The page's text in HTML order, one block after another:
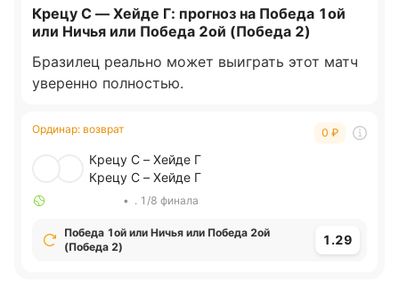
Крецу С — Хейде Г: прогноз на Победа 1ой
или Ничья или Победа 2ой (Победа 2)
Бразилец реально может выиграть этот матч
уверенно полностью.
Ординар: возврат 0 ₽
Крецу С – Хейде Г
Крецу С – Хейде Г
• . 1/8 финала
Победа 1ой или Ничья или Победа 2ой
(Победа 2)
1.29